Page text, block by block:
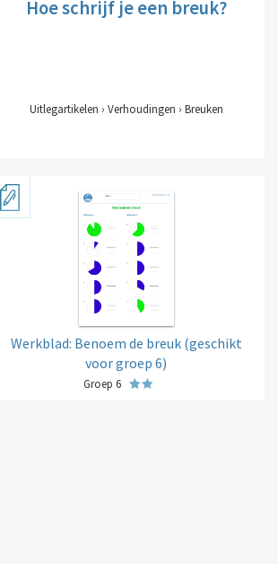
Hoe schrijf je een breuk?
Uitlegartikelen › Verhoudingen › Breuken
Werkblad: Benoem de breuk (geschikt
voor groep 6)
Groep 6